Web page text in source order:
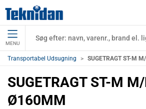
MENU
Transportabel Udsugning SUGETRAGT ST-M
SUGETRAGT ST-M
Ø160MM